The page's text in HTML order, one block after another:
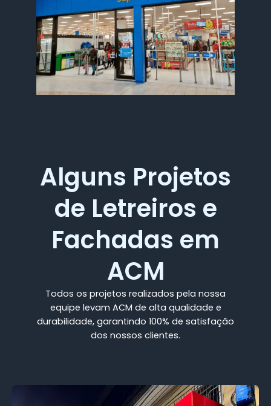
Alguns Projetos
de Letreiros e
Fachadas em
ACM
Todos os projetos realizados pela nossa
equipe levam ACM de alta qualidade e
durabilidade, garantindo 100% de satisfação
dos nossos clientes.